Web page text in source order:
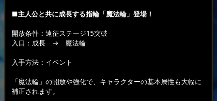
■主人公と共に成長する指輪「魔法輪」登場！
開放条件：遠征ステージ15突破
入口：成長→ 魔法輪
入手方法：イベント
「魔法輪」の開放や強化で、キャラクターの基本属性も大幅に
補正されます。